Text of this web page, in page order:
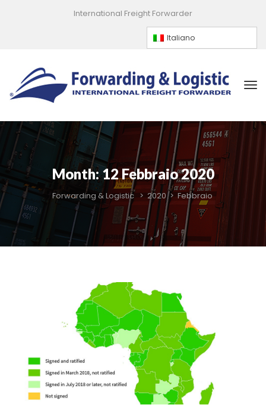
International Freight Forwarder
Italiano
Month: 12 Febbraio 2020
Forwarding & Logistic > 2020 > Febbraio